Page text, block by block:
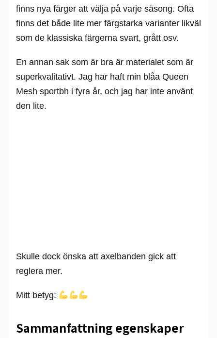
finns nya färger att välja på varje säsong. Ofta
finns det både lite mer färgstarka varianter likväl
som de klassiska färgerna svart, grått osv.
En annan sak som är bra är materialet som är
superkvalitativt. Jag har haft min blåa Queen
Mesh sportbh i fyra år, och jag har inte använt
den lite.
Skulle dock önska att axelbanden gick att
reglera mer.
Mitt betyg:
Sammanfattning egenskaper